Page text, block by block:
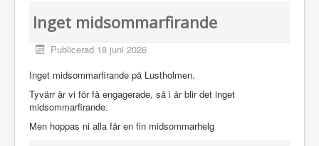
Inget midsommarfirande
Publicerad 18 juni 2026
Inget midsommarfirande på Lustholmen.
Tyvärr är vi för få engagerade, så i år blir det inget
midsommarfirande.
Men hoppas ni alla får en fin midsommarhelg